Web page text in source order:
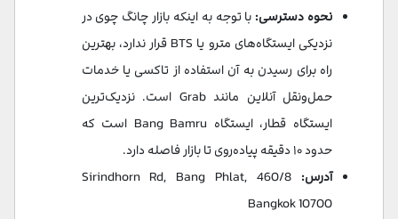
نحوه دسترسی: با توجه به اینکه بازار چانگ چوی در
نزدیکی ایستگاه‌های مترو یا BTS قرار ندارد، بهترین
راه برای رسیدن به آن استفاده از تاکسی یا خدمات
حمل‌ونقل آنلاین مانند Grab است. نزدیک‌ترین
ایستگاه قطار، ایستگاه Bang Bamru است که
حدود ۱۰ دقیقه پیاده‌روی تا بازار فاصله دارد.
آدرس:
460/8 Sirindhorn Rd, Bang Phlat,
Bangkok 10700